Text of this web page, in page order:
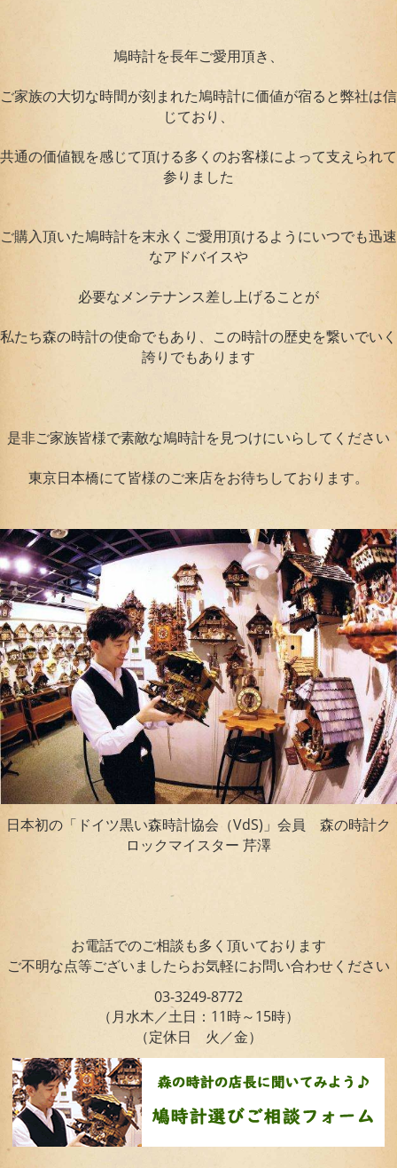
鳩時計を長年ご愛用頂き、
ご家族の大切な時間が刻まれた鳩時計に価値が宿ると弊社は信
じており、
共通の価値観を感じて頂ける多くのお客様によって支えられて
参りました
ご購入頂いた鳩時計を末永くご愛用頂けるようにいつでも迅速
なアドバイスや
必要なメンテナンス差し上げることが
私たち森の時計の使命でもあり、この時計の歴史を繋いでいく
誇りでもあります
是非ご家族皆様で素敵な鳩時計を見つけにいらしてください
東京日本橋にて皆様のご来店をお待ちしております。
日本初の「ドイツ黒い森時計協会（VdS)」会員 森の時計ク
ロックマイスター 芹澤
お電話でのご相談も多く頂いております
ご不明な点等ございましたらお気軽にお問い合わせください
03-3249-8772
（月水木／土日：11時～15時）
（定休日 火／金）